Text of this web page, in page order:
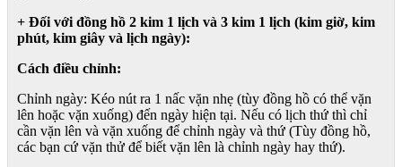
+ Đối với đồng hồ 2 kim 1 lịch và 3 kim 1 lịch (kim giờ, kim
phút, kim giây và lịch ngày):
Cách điều chỉnh:
Chỉnh ngày: Kéo nút ra 1 nấc vặn nhẹ (tùy đồng hồ có thể vặn
lên hoặc vặn xuống) đến ngày hiện tại. Nếu có lịch thứ thì chỉ
cần vặn lên và vặn xuống để chỉnh ngày và thứ (Tùy đồng hồ,
các bạn cứ vặn thử để biết vặn lên là chỉnh ngày hay thứ).